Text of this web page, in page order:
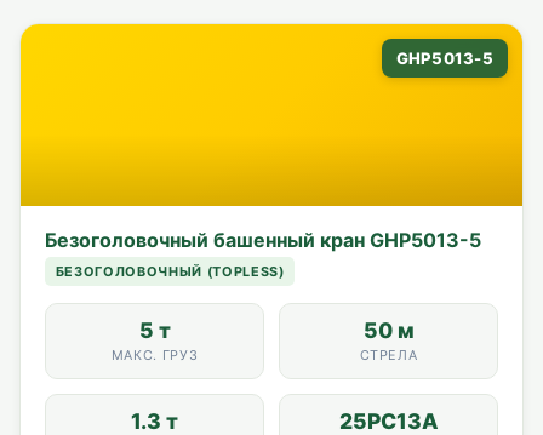
GHP5013-5
Безоголовочный башенный кран GHP5013-5
БЕЗОГОЛОВОЧНЫЙ (TOPLESS)
5 т
МАКС. ГРУЗ
50 м
СТРЕЛА
1.3 т 25PC13A